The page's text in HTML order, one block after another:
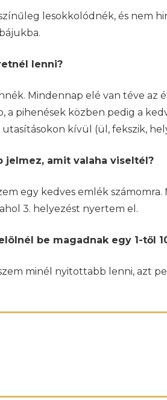
lesokkolódnék, és nem
lenni?
Mindennap elé van téve az
a pihenések közben pedig a
kívül (ül, fekszik,
jelmez, amit valaha viseltél?
egy kedves emlék
3. helyezést nyertem el.
be magadnak egy 1-től
minél nyitottabb lenni, azt